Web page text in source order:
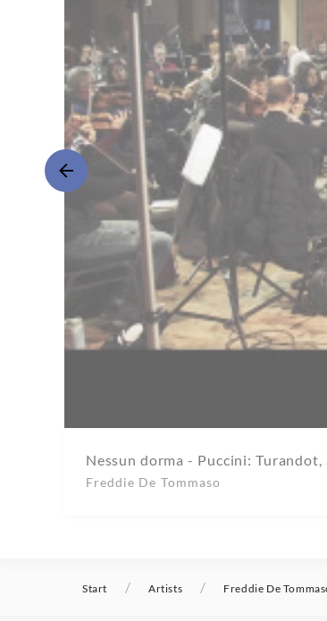
Nessun dorma - Puccini: Turandot,
Freddie De Tommaso
Start / Artists / Freddie De